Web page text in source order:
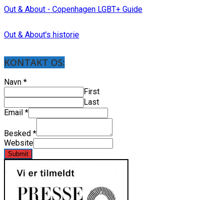
Out & About - Copenhagen LGBT+ Guide
Out & About's historie
KONTAKT OS:
Navn *
First
Last
Email *
Besked *
Website
Submit